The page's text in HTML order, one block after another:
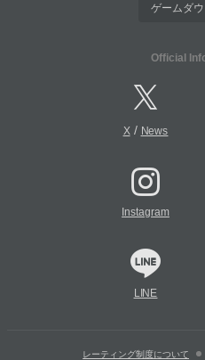
ゲームダ
Official
X/ News
Instagram
LINE
レーティング制度について